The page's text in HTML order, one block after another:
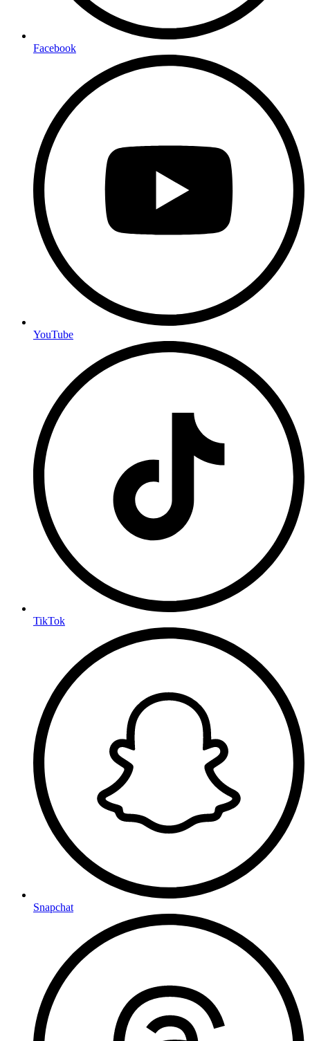
Facebook
YouTube
TikTok
Snapchat